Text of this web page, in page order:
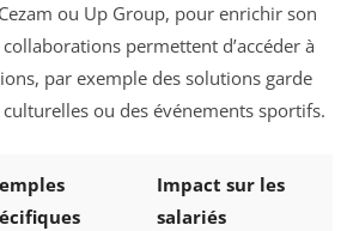
ou Up Group, pour enrichir son
permettent d’accéder à
par exemple des solutions garde
culturelles ou des événements sportifs.
Impact sur les
salariés